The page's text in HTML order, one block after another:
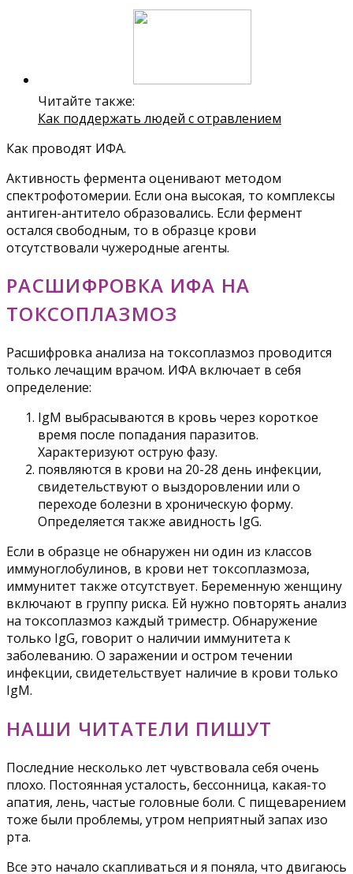
Читайте также:
Как поддержать людей с отравлением
Как проводят ИФА.
Активность фермента оценивают методом
спектрофотомерии. Если она высокая, то комплексы
антиген-антитело образовались. Если фермент
остался свободным, то в образце крови
отсутствовали чужеродные агенты.
РАСШИФРОВКА ИФА НА
ТОКСОПЛАЗМОЗ
Расшифровка анализа на токсоплазмоз проводится
только лечащим врачом. ИФА включает в себя
определение:
IgM выбрасываются в кровь через короткое
время после попадания паразитов.
Характеризуют острую фазу.
появляются в крови на 20-28 день инфекции,
свидетельствуют о выздоровлении или о
переходе болезни в хроническую форму.
Определяется также авидность IgG.
Если в образце не обнаружен ни один из классов
иммуноглобулинов, в крови нет токсоплазмоза,
иммунитет также отсутствует. Беременную женщину
включают в группу риска. Ей нужно повторять анализ
на токсоплазмоз каждый триместр. Обнаружение
только IgG, говорит о наличии иммунитета к
заболеванию. О заражении и остром течении
инфекции, свидетельствует наличие в крови только
IgM.
НАШИ ЧИТАТЕЛИ ПИШУТ
Последние несколько лет чувствовала себя очень
плохо. Постоянная усталость, бессонница, какая-то
апатия, лень, частые головные боли. С пищеварением
тоже были проблемы, утром неприятный запах изо
рта.
Все это начало скапливаться и я поняла, что двигаюсь